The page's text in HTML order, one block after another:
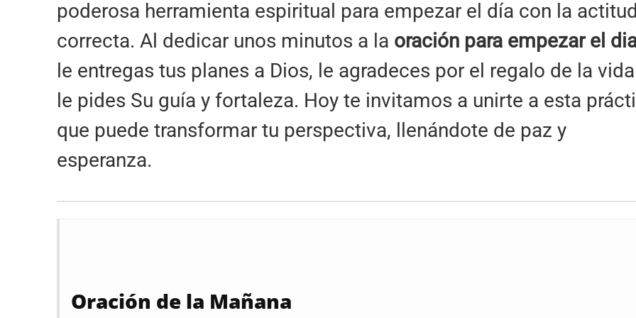
poderosa herramienta espiritual para empezar el día con la actitud
correcta. Al dedicar unos minutos a la oración para empezar el
le entregas tus planes a Dios, le agradeces por el regalo de la
le pides Su guía y fortaleza. Hoy te invitamos a unirte a esta
que puede transformar tu perspectiva, llenándote de paz y
esperanza.
Oración de la Mañana